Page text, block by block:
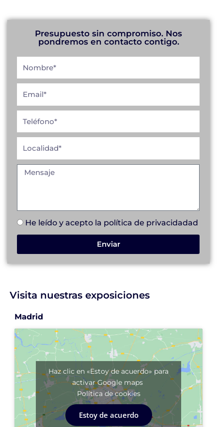
Presupuesto sin compromiso. Nos
pondremos en contacto contigo.
He leído y acepto la política de privacidadad
Enviar
Visita nuestras exposiciones
Madrid
Haz clic en «Estoy de acuerdo» para
activar Google maps
Política de cookies
Estoy de acuerdo